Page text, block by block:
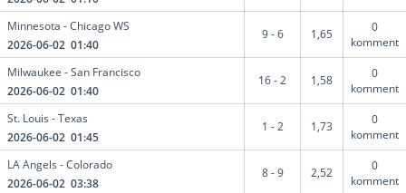
Minnesota - Chicago WS
2026-06-02 01:40
9 - 6 1,65
0
komment
Milwaukee - San Francisco
2026-06-02 01:40
16 - 2 1,58
0
komment
St. Louis - Texas
2026-06-02 01:45
1 - 2 1,73
0
komment
LA Angels - Colorado
2026-06-02 03:38
8 - 9 2,52
0
komment